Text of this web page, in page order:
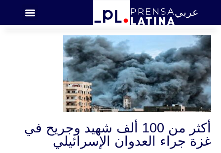
عربي
أكثر من 100 ألف شهيد وجريح في
غزة جراء العدوان الإسرائيلي